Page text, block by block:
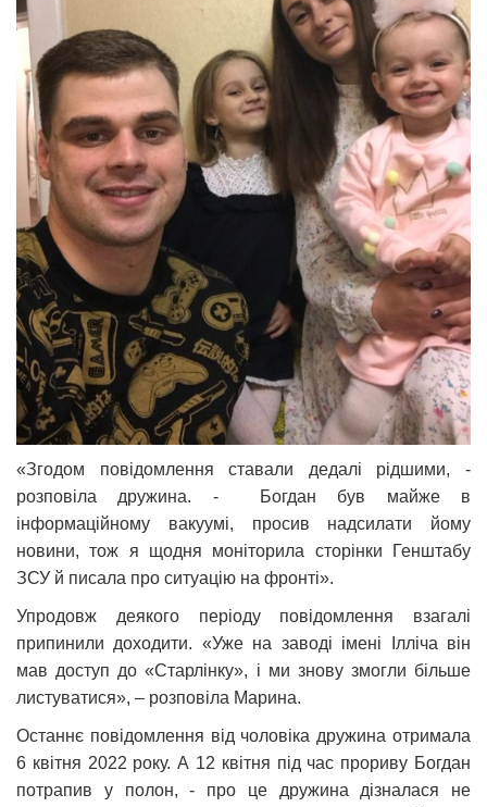
«Згодом повідомлення ставали дедалі рідшими, -
розповіла дружина. - Богдан був майже в
інформаційному вакуумі, просив надсилати йому
новини, тож я щодня моніторила сторінки Генштабу
ЗСУ й писала про ситуацію на фронті».
Упродовж деякого періоду повідомлення взагалі
припинили доходити. «Уже на заводі імені Ілліча він
мав доступ до «Старлінку», і ми знову змогли більше
листуватися», – розповіла Марина.
Останнє повідомлення від чоловіка дружина отримала
6 квітня 2022 року. А 12 квітня під час прориву Богдан
потрапив у полон, - про це дружина дізналася не